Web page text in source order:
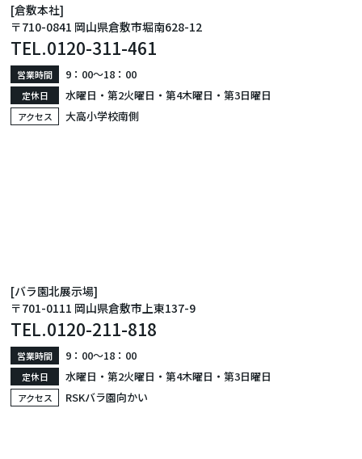
[倉敷本社]
〒710-0841 岡山県倉敷市堀南628-12
TEL.0120-311-461
営業時間 9：00〜18：00
定休日 水曜日・第2火曜日・第4木曜日・第3日曜日
アクセス 大高小学校南側
[バラ園北展示場]
〒701-0111 岡山県倉敷市上東137-9
TEL.0120-211-818
営業時間 9：00〜18：00
定休日 水曜日・第2火曜日・第4木曜日・第3日曜日
アクセス RSKバラ園向かい